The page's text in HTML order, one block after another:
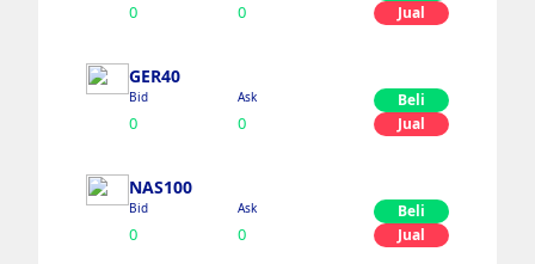
0 0
Jual
GER40
Bid
0
Ask
0
Beli
Jual
NAS100
Bid
0
Ask
0
Beli
Jual